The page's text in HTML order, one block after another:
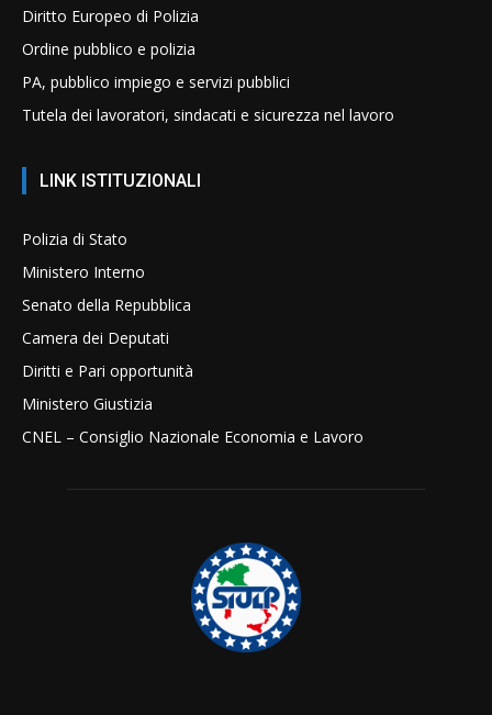
Diritto Europeo di Polizia
Ordine pubblico e polizia
PA, pubblico impiego e servizi pubblici
Tutela dei lavoratori, sindacati e sicurezza nel lavoro
LINK ISTITUZIONALI
Polizia di Stato
Ministero Interno
Senato della Repubblica
Camera dei Deputati
Diritti e Pari opportunità
Ministero Giustizia
CNEL – Consiglio Nazionale Economia e Lavoro